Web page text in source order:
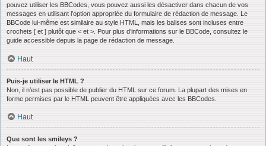
pouvez utiliser les BBCodes, vous pouvez aussi les désactiver dans chacun de vos
messages en utilisant l’option appropriée du formulaire de rédaction de message. Le
BBCode lui-même est similaire au style HTML, mais les balises sont incluses entre
crochets [ et ] plutôt que < et >. Pour plus d’informations sur le BBCode, consultez le
guide accessible depuis la page de rédaction de message.
Haut
Puis-je utiliser le HTML ?
Non, il n’est pas possible de publier du HTML sur ce forum. La plupart des mises en
forme permises par le HTML peuvent être appliquées avec les BBCodes.
Haut
Que sont les smileys ?